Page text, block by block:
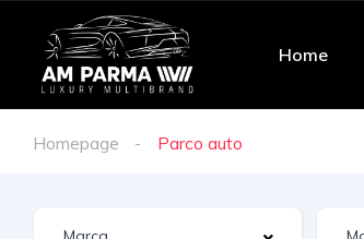
Home
Homepage Parco auto